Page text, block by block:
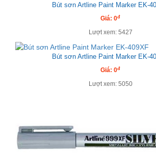
Bút sơn Artline Paint Marker EK-
Giá: 0đ
Lượt xem: 5427
Bút sơn Artline Paint Marker EK-
Giá: 0đ
Lượt xem: 5050